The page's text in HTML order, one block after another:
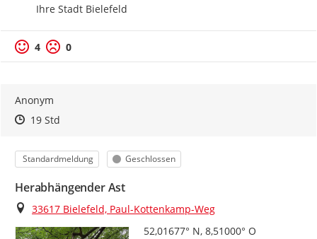
Ihre Stadt Bielefeld
4 0
Anonym
Zeitpunkt des Erstellens
Zeitpunkt des Erstellens
19 StdZur Äußerung
Kategorie
Standardmeldung Status
Geschlossen
Herabhängender Ast
Ort
33617 Bielefeld, Paul-Kottenkamp-Weg
52,01677° N, 8,51000° O